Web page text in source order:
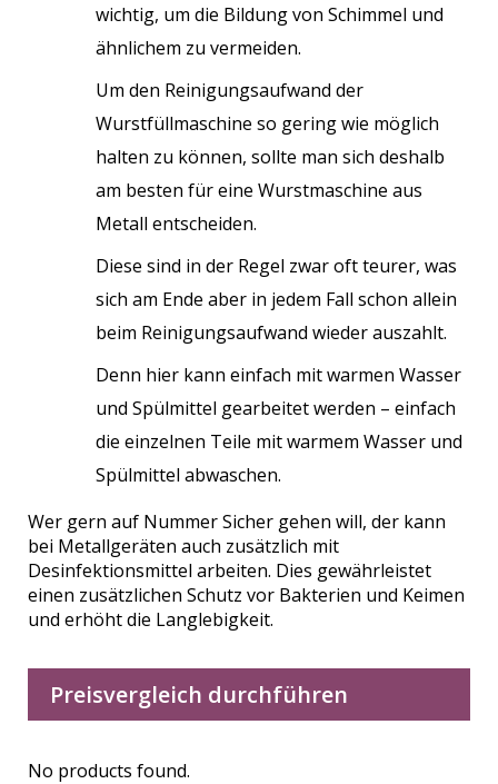
wichtig, um die Bildung von Schimmel und
ähnlichem zu vermeiden.
Um den Reinigungsaufwand der
Wurstfüllmaschine so gering wie möglich
halten zu können, sollte man sich deshalb
am besten für eine Wurstmaschine aus
Metall entscheiden.
Diese sind in der Regel zwar oft teurer, was
sich am Ende aber in jedem Fall schon allein
beim Reinigungsaufwand wieder auszahlt.
Denn hier kann einfach mit warmen Wasser
und Spülmittel gearbeitet werden – einfach
die einzelnen Teile mit warmem Wasser und
Spülmittel abwaschen.
Wer gern auf Nummer Sicher gehen will, der kann
bei Metallgeräten auch zusätzlich mit
Desinfektionsmittel arbeiten. Dies gewährleistet
einen zusätzlichen Schutz vor Bakterien und Keimen
und erhöht die Langlebigkeit.
Preisvergleich durchführen
No products found.